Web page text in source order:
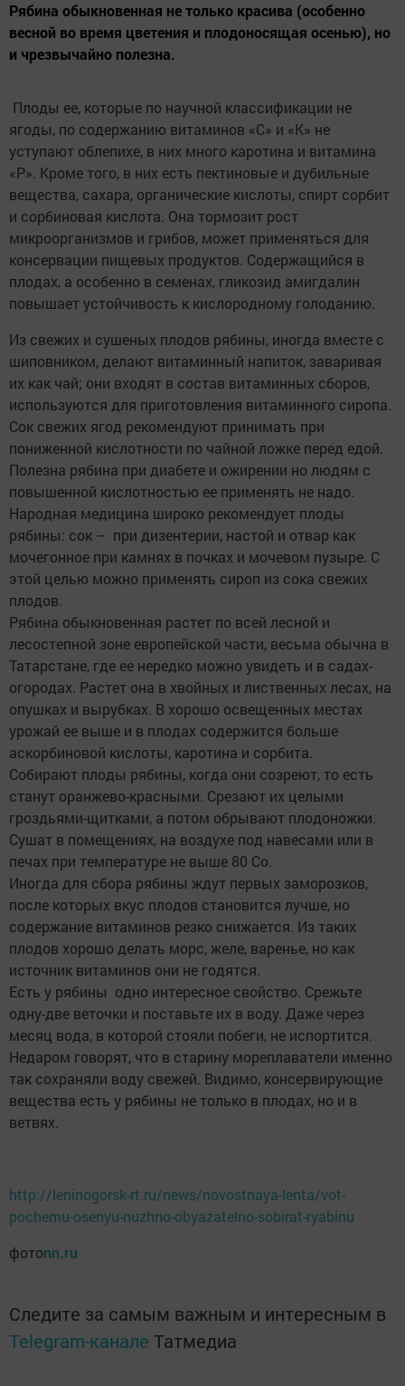
Рябина обыкновенная не только красива (особенно
весной во время цветения и плодоносящая осенью), но
и чрезвычайно полезна.
Плоды ее, которые по научной классификации не
ягоды, по содержанию витаминов «С» и «К» не
уступают облепихе, в них много каротина и витамина
«Р». Кроме того, в них есть пектиновые и дубильные
вещества, сахара, органические кислоты, спирт сорбит
и сорбиновая кислота. Она тормозит рост
микроорганизмов и грибов, может применяться для
консервации пищевых продуктов. Содержащийся в
плодах, а особенно в семенах, гликозид амигдалин
повышает устойчивость к кислородному голоданию.
Из свежих и сушеных плодов рябины, иногда вместе с
шиповником, делают витаминный напиток, заваривая
их как чай; они входят в состав витаминных сборов,
используются для приготовления витаминного сиропа.
Сок свежих ягод рекомендуют принимать при
пониженной кислотности по чайной ложке перед едой.
Полезна рябина при диабете и ожирении но людям с
повышенной кислотностью ее применять не надо.
Народная медицина широко рекомендует плоды
рябины: сок – при дизентерии, настой и отвар как
мочегонное при камнях в почках и мочевом пузыре. С
этой целью можно применять сироп из сока свежих
плодов.
Рябина обыкновенная растет по всей лесной и
лесостепной зоне европейской части, весьма обычна в
Татарстане, где ее нередко можно увидеть и в садах-
огородах. Растет она в хвойных и лиственных лесах, на
опушках и вырубках. В хорошо освещенных местах
урожай ее выше и в плодах содержится больше
аскорбиновой кислоты, каротина и сорбита.
Собирают плоды рябины, когда они созреют, то есть
станут оранжево-красными. Срезают их целыми
гроздьями-щитками, а потом обрывают плодоножки.
Сушат в помещениях, на воздухе под навесами или в
печах при температуре не выше 80 Со.
Иногда для сбора рябины ждут первых заморозков,
после которых вкус плодов становится лучше, но
содержание витаминов резко снижается. Из таких
плодов хорошо делать морс, желе, варенье, но как
источник витаминов они не годятся.
Есть у рябины одно интересное свойство. Срежьте
одну-две веточки и поставьте их в воду. Даже через
месяц вода, в которой стояли побеги, не испортится.
Недаром говорят, что в старину мореплаватели именно
так сохраняли воду свежей. Видимо, консервирующие
вещества есть у рябины не только в плодах, но и в
ветвях.
http://leninogorsk-rt.ru/news/novostnaya-lenta/vot-
pochemu-osenyu-nuzhno-obyazatelno-sobirat-ryabinu
фотоnn.ru
Следите за самым важным и интересным в
Telegram-канале Татмедиа